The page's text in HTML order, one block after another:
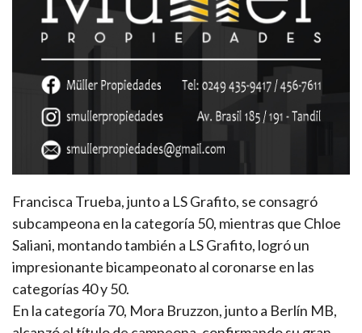
Francisca Trueba, junto a LS Grafito, se consagró
subcampeona en la categoría 50, mientras que Chloe
Saliani, montando también a LS Grafito, logró un
impresionante bicampeonato al coronarse en las
categorías 40 y 50.
En la categoría 70, Mora Bruzzon, junto a Berlín MB,